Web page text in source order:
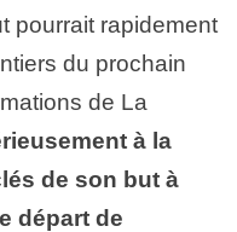
pourrait rapidement
du prochain
de La
à la
de son but à
départ de